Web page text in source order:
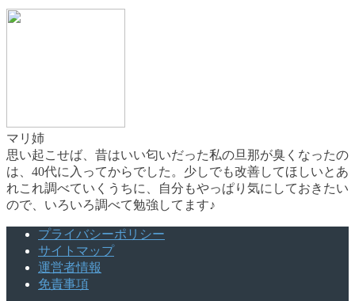
マリ姉
思い起こせば、昔はいい匂いだった私の旦那が臭くなったの
は、40代に入ってからでした。少しでも改善してほしいとあ
れこれ調べていくうちに、自分もやっぱり気にしておきたい
ので、いろいろ調べて勉強してます♪
プライバシーポリシー
サイトマップ
運営者情報
免責事項